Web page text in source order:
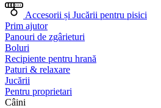
Accesorii și Jucării pentru pisici
Prim ajutor
Panouri de zgârieturi
Boluri
Recipiente pentru hrană
Paturi & relaxare
Jucării
Pentru proprietari
Câini